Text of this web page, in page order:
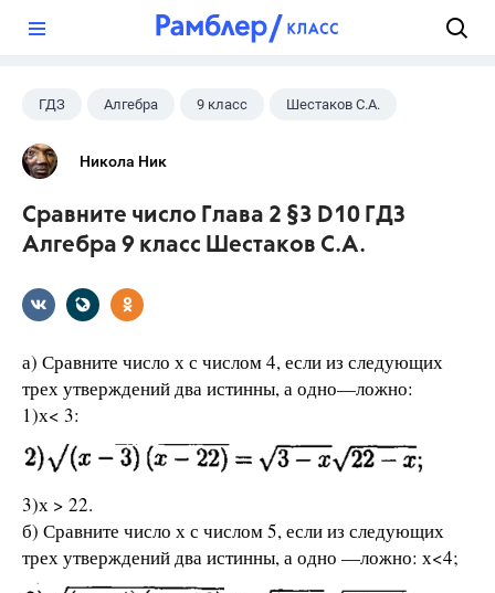
ГДЗ Алгебра 9 класс Шестаков С.А.
Никола Ник
Сравните число Глава 2 §3 D10 ГДЗ
Алгебра 9 класс Шестаков С.А.
а) Сравните число х с числом 4, если из следующих
трех утверждений два истинны, а одно—ложно:
1)х< 3:
3)х > 22.
б) Сравните число х с числом 5, если из следующих
трех утверждений два истинны, а одно —ложно: х<4;